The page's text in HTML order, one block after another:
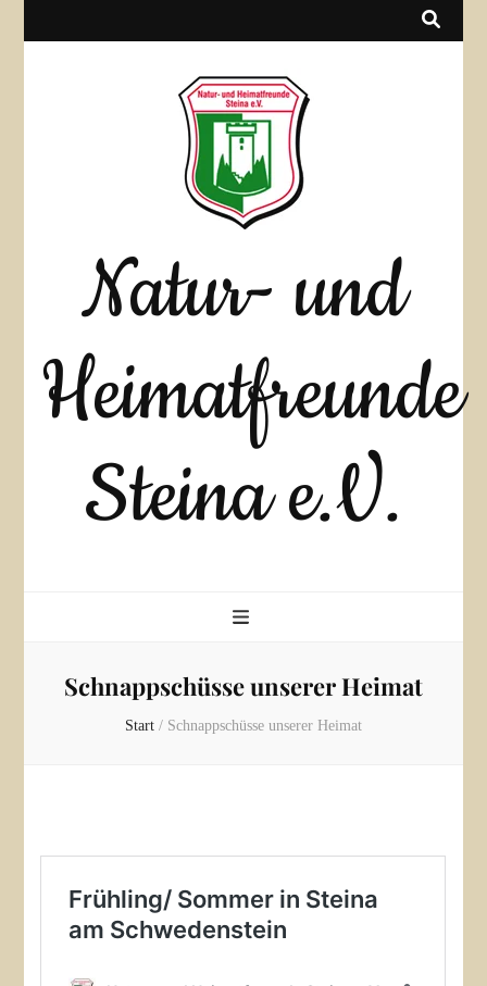
Natur- und
Heimatfreunde
Steina e.V.
Schnappschüsse unserer Heimat
Start / Schnappschüsse unserer Heimat